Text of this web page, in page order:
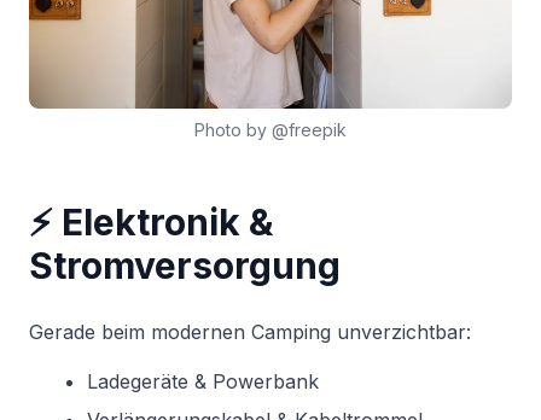
Photo by @freepik
⚡ Elektronik &
Stromversorgung
Gerade beim modernen Camping unverzichtbar:
Ladegeräte & Powerbank